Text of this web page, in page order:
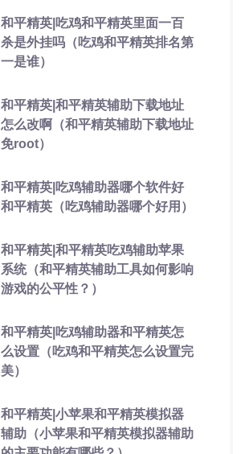
和平精英|吃鸡和平精英里面一百
杀是外挂吗（吃鸡和平精英排名第
一是谁）
和平精英|和平精英辅助下载地址
怎么改啊（和平精英辅助下载地址
免root）
和平精英|吃鸡辅助器哪个软件好
和平精英（吃鸡辅助器哪个好用）
和平精英|和平精英吃鸡辅助苹果
系统（和平精英辅助工具如何影响
游戏的公平性？）
和平精英|吃鸡辅助器和平精英怎
么设置（吃鸡和平精英怎么设置完
美）
和平精英|小苹果和平精英模拟器
辅助（小苹果和平精英模拟器辅助